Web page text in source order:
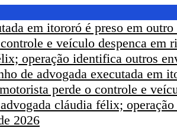
em itororó é preso em outro
e veículo despenca em
operação identifica outros
de advogada executada em
perde o controle e
cláudia félix;
2026